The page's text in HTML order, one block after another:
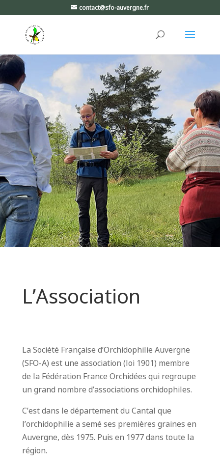
contact@sfo-auvergne.fr
L’Association
La Société Française d’Orchidophilie Auvergne
(SFO-A) est une association (loi 1901) membre
de la Fédération France Orchidées qui regroupe
un grand nombre d’associations orchidophiles.
C’est dans le département du Cantal que
l’orchidophilie a semé ses premières graines en
Auvergne, dès 1975. Puis en 1977 dans toute la
région.